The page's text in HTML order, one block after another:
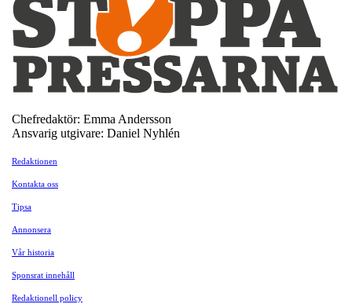
Chefredaktör: Emma Andersson
Ansvarig utgivare: Daniel Nyhlén
Redaktionen
Kontakta oss
Tipsa
Annonsera
Vår historia
Sponsrat innehåll
Redaktionell policy